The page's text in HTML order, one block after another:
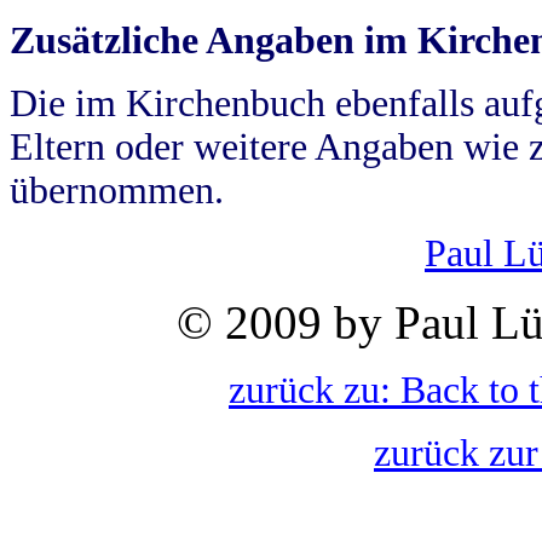
Zusätzliche Angaben im
Die im Kirchenbuch ebenfalls
Eltern oder weitere Angaben wie
übernommen.
Paul
© 2009 by Paul
zurück zu: Back to
zurück